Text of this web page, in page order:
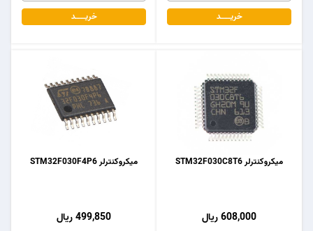
خریـــــــد
خریـــــــد
میکروکنترلر STM32F030F4P6
499,850 ریال
میکروکنترلر STM32F030C8T6
608,000 ریال